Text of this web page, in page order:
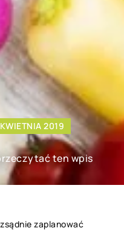
2019
ten wpis
zaplanować